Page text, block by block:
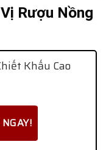
Rượu Nồng
Khấu Cao